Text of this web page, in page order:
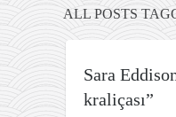
ALL POSTS
Sara
kraliçası”